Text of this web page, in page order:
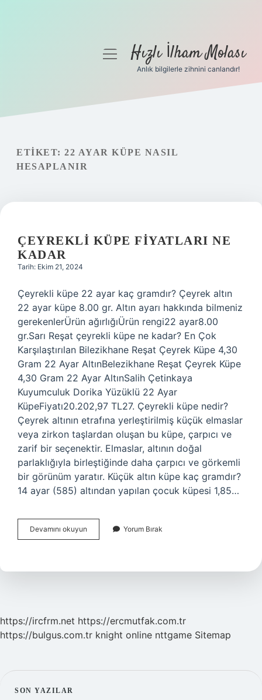
Gizlilik Politikası
Hakkımızda
menüyüHızlı İlham Molası
Anlık bilgilerle zihnini canlandır!
ETIKET: 22 AYAR KÜPE NASIL
HESAPLANIR
ÇEYREKLI KÜPE FIYATLARI NE
KADAR
Tarih: Ekim 21, 2024
Çeyrekli küpe 22 ayar kaç gramdır? Çeyrek altın
22 ayar küpe 8.00 gr. Altın ayarı hakkında bilmeniz
gerekenlerÜrün ağırlığıÜrün rengi22 ayar8.00
gr.Sarı Reşat çeyrekli küpe ne kadar? En Çok
Karşılaştırılan Bilezikhane Reşat Çeyrek Küpe 4,30
Gram 22 Ayar AltınBelezikhane Reşat Çeyrek Küpe
4,30 Gram 22 Ayar AltınSalih Çetinkaya
Kuyumculuk Dorika Yüzüklü 22 Ayar
KüpeFiyatı20.202,97 TL27. Çeyrekli küpe nedir?
Çeyrek altının etrafına yerleştirilmiş küçük elmaslar
veya zirkon taşlardan oluşan bu küpe, çarpıcı ve
zarif bir seçenektir. Elmaslar, altının doğal
parlaklığıyla birleştiğinde daha çarpıcı ve görkemli
bir görünüm yaratır. Küçük altın küpe kaç gramdır?
14 ayar (585) altından yapılan çocuk küpesi 1,85…
Devamını okuyun Çeyrekli
Küpe
Kadar
Yorum Bırak
https://ircfrm.net https://ercmutfak.com.tr
https://bulgus.com.tr knight online nttgame Sitemap
SON YAZILAR